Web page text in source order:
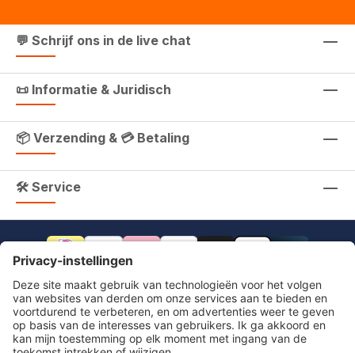
💬 Schrijf ons in de live chat
📜 Informatie & Juridisch
📦 Verzending & 💳 Betaling
🛠 Service
footer.includeVat.beforeTag
footer.includeVat.shippingCost footer.includeVat.afterTag